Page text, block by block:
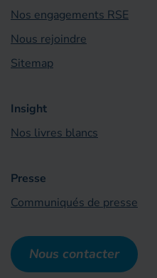
Nos engagements RSE
Nous rejoindre
Sitemap
Insight
Nos livres blancs
Presse
Communiqués de presse
Nous contacter